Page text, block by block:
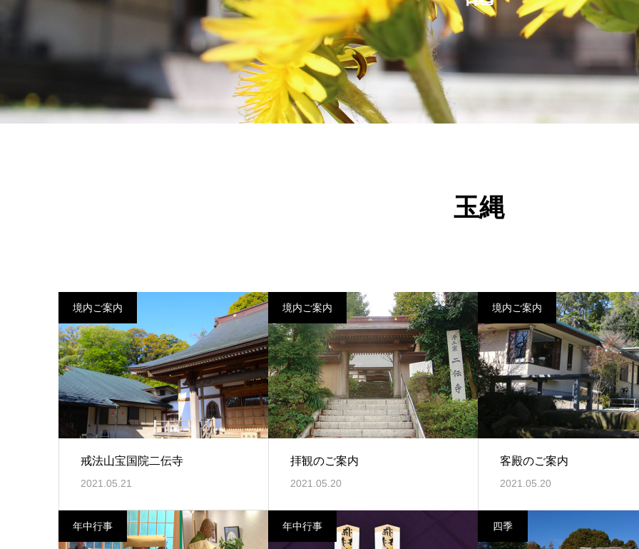
玉縄
境内ご案内
戒法山宝国院二伝寺
2021.05.21
境内ご案内
拝観のご案内
2021.05.20
境内ご案内
客殿のご案内
2021.05.20
年中行事 年中行事 四季